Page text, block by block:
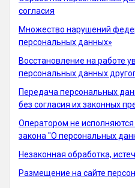
согласия
Множество нарушений
персональных данных»
Восстановление на работе
персональных данных
Передача персональных
без согласия их законных
Оператором не
закона "О персональных
Незаконная обработка,
Размещение на сайте